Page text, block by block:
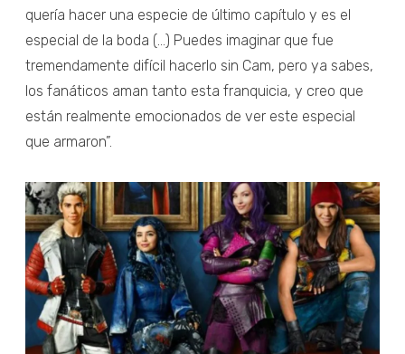
quería hacer una especie de último capítulo y es el
especial de la boda (...) Puedes imaginar que fue
tremendamente difícil hacerlo sin Cam, pero ya sabes,
los fanáticos aman tanto esta franquicia, y creo que
están realmente emocionados de ver este especial
que armaron”.